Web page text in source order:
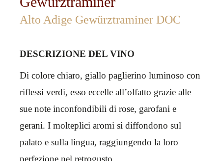
Alto Adige Gewürztraminer DOC
DESCRIZIONE DEL VINO
Di colore chiaro, giallo paglierino luminoso con
riflessi verdi, esso eccelle all’olfatto grazie alle
sue note inconfondibili di rose, garofani e
gerani. I molteplici aromi si diffondono sul
palato e sulla lingua, raggiungendo la loro
perfezione nel retrogusto.